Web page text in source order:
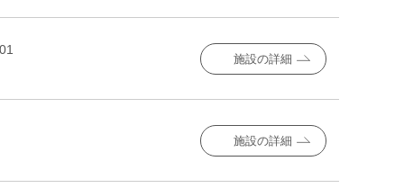
施設の詳細
施設の詳細